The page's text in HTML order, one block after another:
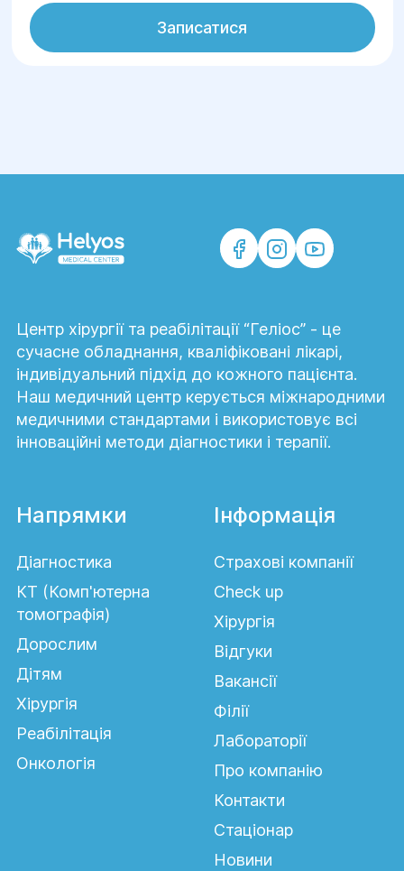
Записатися
Центр хірургії та реабілітації “Геліос” - це
сучасне обладнання, кваліфіковані лікарі,
індивідуальний підхід до кожного пацієнта.
Наш медичний центр керується міжнародними
медичними стандартами і використовує всі
інноваційні методи діагностики і терапії.
Напрямки
Діагностика
КТ (Комп'ютерна
томографія)
Дорослим
Дітям
Хірургія
Реабілітація
Онкологія
Інформація
Страхові компанії
Сheck up
Хірургія
Відгуки
Вакансії
Філії
Лабораторії
Про компанію
Контакти
Стаціонар
Новини